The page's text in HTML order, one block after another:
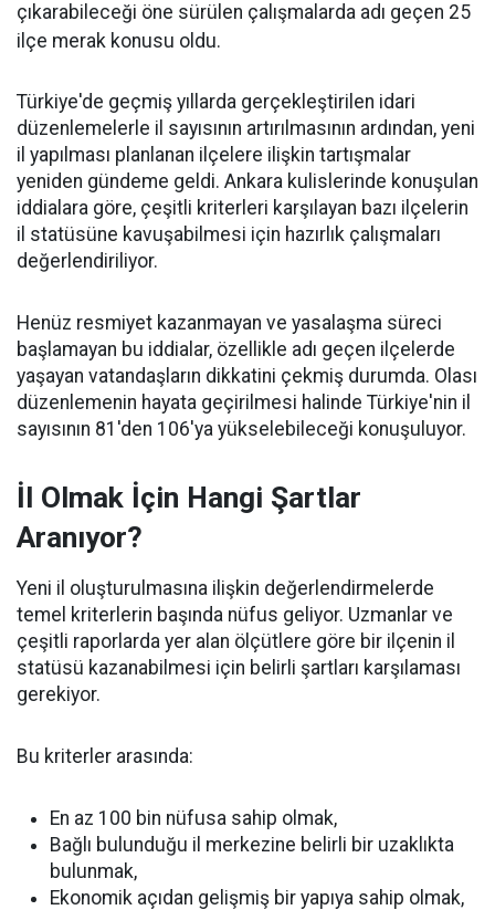
çıkarabileceği öne sürülen çalışmalarda adı geçen 25
ilçe merak konusu oldu.
Türkiye'de geçmiş yıllarda gerçekleştirilen idari
düzenlemelerle il sayısının artırılmasının ardından, yeni
il yapılması planlanan ilçelere ilişkin tartışmalar
yeniden gündeme geldi. Ankara kulislerinde konuşulan
iddialara göre, çeşitli kriterleri karşılayan bazı ilçelerin
il statüsüne kavuşabilmesi için hazırlık çalışmaları
değerlendiriliyor.
Henüz resmiyet kazanmayan ve yasalaşma süreci
başlamayan bu iddialar, özellikle adı geçen ilçelerde
yaşayan vatandaşların dikkatini çekmiş durumda. Olası
düzenlemenin hayata geçirilmesi halinde Türkiye'nin il
sayısının 81'den 106'ya yükselebileceği konuşuluyor.
İl Olmak İçin Hangi Şartlar
Aranıyor?
Yeni il oluşturulmasına ilişkin değerlendirmelerde
temel kriterlerin başında nüfus geliyor. Uzmanlar ve
çeşitli raporlarda yer alan ölçütlere göre bir ilçenin il
statüsü kazanabilmesi için belirli şartları karşılaması
gerekiyor.
Bu kriterler arasında:
En az 100 bin nüfusa sahip olmak,
Bağlı bulunduğu il merkezine belirli bir uzaklıkta
bulunmak,
Ekonomik açıdan gelişmiş bir yapıya sahip olmak,